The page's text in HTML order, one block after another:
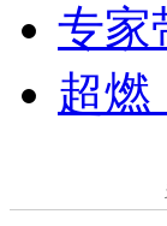
专家
超燃